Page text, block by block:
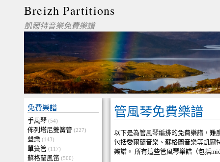
Breizh Partitions
凱爾特音樂免費樂譜
免費樂譜
手風琴 (54)
佈列塔尼雙簧管 (227)
聲樂 (143)
單簧管 (117)
蘇格蘭風笛 (500)
管風琴免費樂譜
以下是為管風琴編排的免費樂譜，難
包括愛爾蘭音樂、蘇格蘭音樂等凱爾
樂譜。 所有這些管風琴樂譜（包括